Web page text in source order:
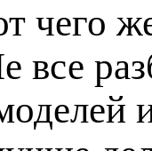
чего
все